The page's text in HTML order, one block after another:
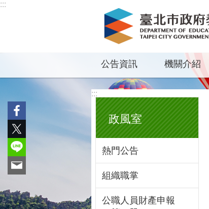
跳到主要內容區塊
:::
公告資訊 機關介紹
:::
政風室
熱門公告
組織職掌
公職人員財產申報